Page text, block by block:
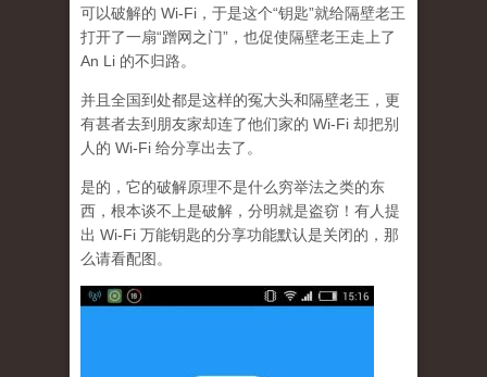
可以破解的 Wi-Fi，于是这个“钥匙”就给隔壁老王
打开了一扇“蹭网之门”，也促使隔壁老王走上了
An Li 的不归路。
并且全国到处都是这样的冤大头和隔壁老王，更
有甚者去到朋友家却连了他们家的 Wi-Fi 却把别
人的 Wi-Fi 给分享出去了。
是的，它的破解原理不是什么穷举法之类的东
西，根本谈不上是破解，分明就是盗窃！有人提
出 Wi-Fi 万能钥匙的分享功能默认是关闭的，那
么请看配图。